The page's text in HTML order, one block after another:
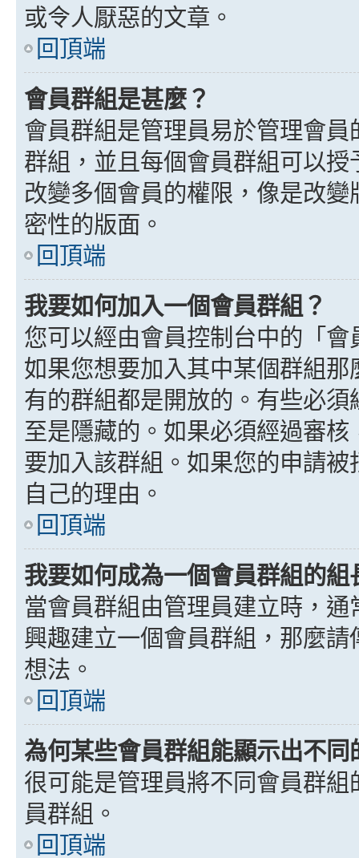
或令人厭惡的文章。
回頂端
會員群組是甚麼？
會員群組是管理員易於管理會
群組，並且每個會員群組可以
改變多個會員的權限，像是改
密性的版面。
回頂端
我要如何加入一個會員群組？
您可以經由會員控制台中的「
如果您想要加入其中某個群組
有的群組都是開放的。有些必
至是隱藏的。如果必須經過審
要加入該群組。如果您的申請
自己的理由。
回頂端
我要如何成為一個會員群組的組
當會員群組由管理員建立時，
興趣建立一個會員群組，那麼
想法。
回頂端
為何某些會員群組能顯示出不同
很可能是管理員將不同會員群
員群組。
回頂端